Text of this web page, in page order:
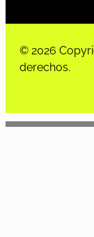
© 2026
derechos.